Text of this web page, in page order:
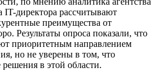
IT-директора рассчитывают
преимущества от
Результаты опроса показали, что
приоритетным направлением
но не уверены в том, что
в этой области.